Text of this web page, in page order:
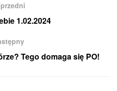
1.02.2024
Tego domaga się PO!